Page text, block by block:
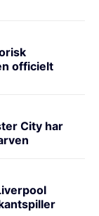
officielt
City har